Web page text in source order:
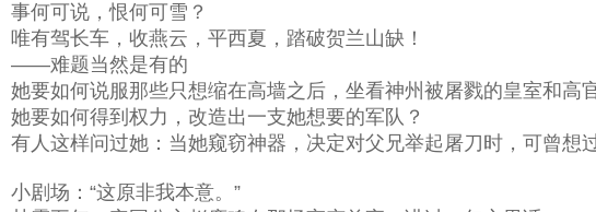
事何可说，恨何可雪？
唯有驾长车，收燕云，平西夏，踏破贺兰山缺！
——难题当然是有的
她要如何说服那些只想缩在高墙之后，坐看神州被屠戮的皇室和高
她要如何得到权力，改造出一支她想要的军队？
有人这样问过她：当她窥窃神器，决定对父兄举起屠刀时，可曾想
小剧场：“这原非我本意。”